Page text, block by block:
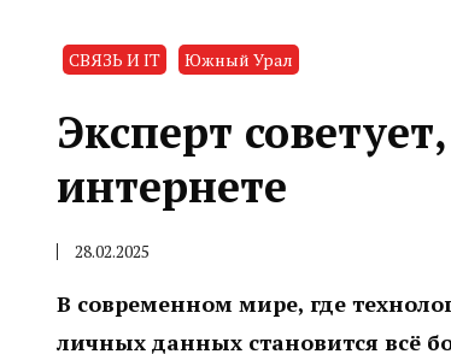
СВЯЗЬ И IT Южный Урал
Эксперт
интернете
28.02.2025
В современном мире, где
личных данных становится всё